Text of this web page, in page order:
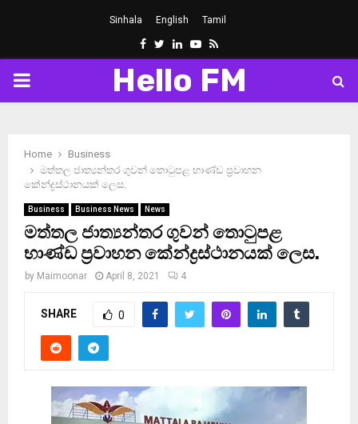
Sinhala English Tamil
Facebook
Twitter
LinkedinYoutube
Rss
PRIMARY
Hello FM
Home
Business
මත්තල ජාත්‍යන්තර ගුවන් තොටුපළ භාණ්ඩ ප්‍රවාහන
කේන්ද්‍රස්ථානයක් ලෙස.
Business Business News News
මත්තල ජාත්‍යන්තර ගුවන් තොටුපළ
භාණ්ඩ ප්‍රවාහන කේන්ද්‍රස්ථානයක් ලෙස.
by Maimoonar April 8, 2021 4
SHARE 0